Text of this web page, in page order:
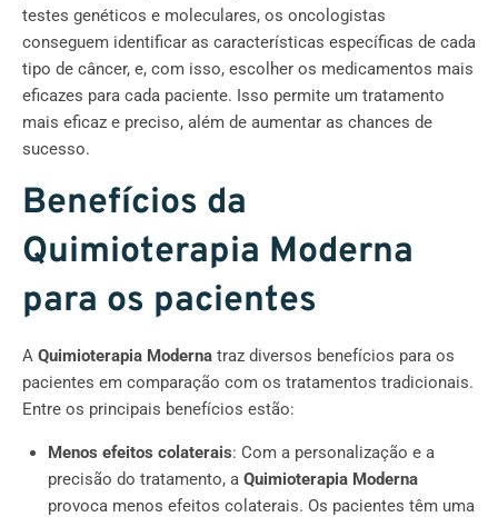
testes genéticos e moleculares, os oncologistas
conseguem identificar as características específicas de cada
tipo de câncer, e, com isso, escolher os medicamentos mais
eficazes para cada paciente. Isso permite um tratamento
mais eficaz e preciso, além de aumentar as chances de
sucesso.
Benefícios da
Quimioterapia Moderna
para os pacientes
A Quimioterapia Moderna traz diversos benefícios para os
pacientes em comparação com os tratamentos tradicionais.
Entre os principais benefícios estão:
Menos efeitos colaterais: Com a personalização e a
precisão do tratamento, a Quimioterapia Moderna
provoca menos efeitos colaterais. Os pacientes têm uma